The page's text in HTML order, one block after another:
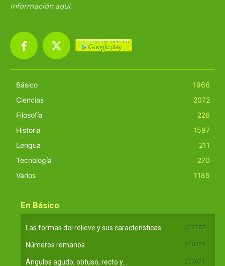
información aquí.
Básico
1966
Ciencias
2072
Filosofía
226
Historia
1597
Lengua
211
Tecnología
270
Varios
1185
En Básico
Las formas del relieve y sus características 402252
Números romanos 260228
Ángulos agudo, obtuso, recto y... 257661